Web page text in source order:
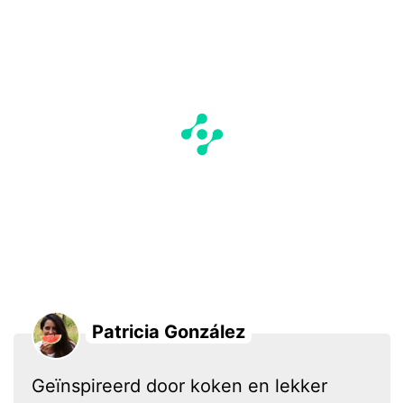
Patricia González
Geïnspireerd door koken en lekker